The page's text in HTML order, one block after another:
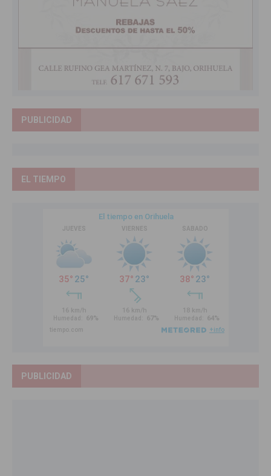
PUBLICIDAD
EL TIEMPO
PUBLICIDAD